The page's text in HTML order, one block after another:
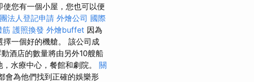
使您有一個小屋，您也可以便
法人登記申請 外燴公司 國際
筋 護照換發 外燴buffet 因為
一個好的機艙。 該公司成
酒店的數量將由另外10艘船
水療中心，餐館和劇院。 關
會為他們找到正確的娛樂形